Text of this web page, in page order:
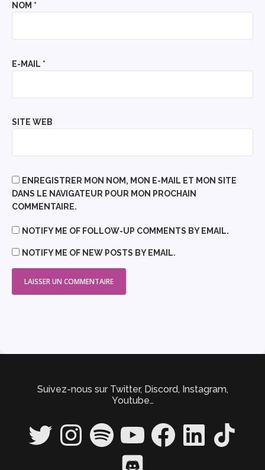
NOM *
E-MAIL *
SITE WEB
ENREGISTRER MON NOM, MON E-MAIL ET MON SITE
DANS LE NAVIGATEUR POUR MON PROCHAIN
COMMENTAIRE.
NOTIFY ME OF FOLLOW-UP COMMENTS BY EMAIL.
NOTIFY ME OF NEW POSTS BY EMAIL.
Suivez-nous sur Twitter, Discord, Instagram,
Youtube…
Twitter InstagramSpotify YouTube FacebookLinkedIn TikTok
Discord